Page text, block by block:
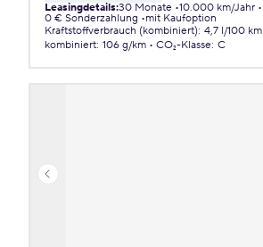
Leasingdetails:30 Monate 10.000 km/Jahr
0 € Sonderzahlung
mit Kaufoption
Kraftstoffverbrauch (kombiniert): 4,7 l/100 km
kombiniert: 106 g/km CO₂-Klasse: C